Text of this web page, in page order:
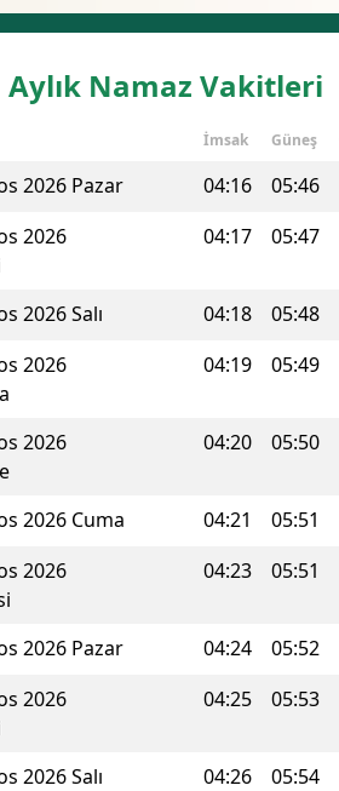
Namaz Vakitleri
İmsak Güneş
2026 Pazar 04:16 05:46
2026
04:17 05:47
2026 Salı 04:18 05:48
2026
04:19 05:49
2026
04:20 05:50
2026 Cuma 04:21 05:51
2026
04:23 05:51
2026 Pazar 04:24 05:52
2026
04:25 05:53
2026 Salı 04:26 05:54